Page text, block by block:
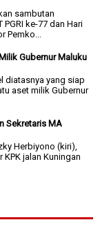
sambutan
ke-77 dan Hari
Pemko...
Gubernur Maluku
diatasnya yang siap
aset milik Gubernur
Sekretaris MA
Herbiyono (kiri),
jalan Kuningan